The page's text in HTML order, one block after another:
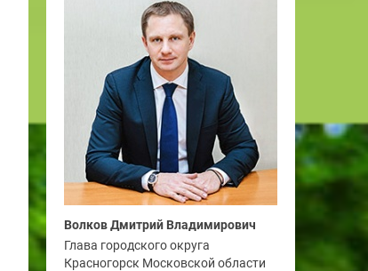
Волков Дмитрий Владимирович
Глава городского округа
Красногорск Московской области